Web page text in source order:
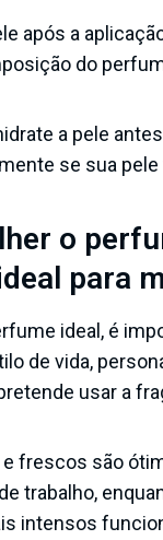
após a
do
a pele
se sua
o
para
ideal, é
de vida,
usar a
frescos são
trabalho,
intensos